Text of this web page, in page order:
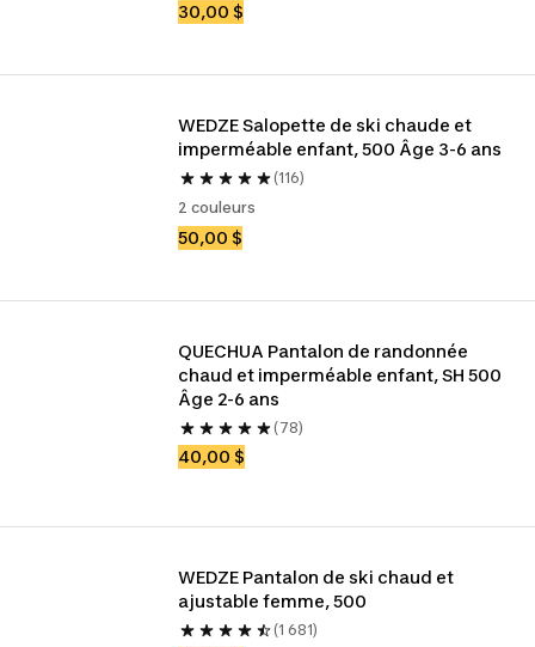
30,00 $
WEDZE Salopette de ski chaude et
imperméable enfant, 500 Âge 3-6 ans
(116)
2 couleurs
50,00 $
QUECHUA Pantalon de randonnée
chaud et imperméable enfant, SH 500
Âge 2-6 ans
(78)
40,00 $
WEDZE Pantalon de ski chaud et
ajustable femme, 500
(1 681)